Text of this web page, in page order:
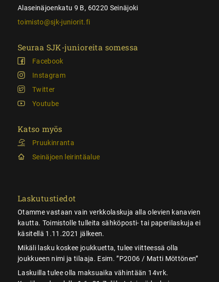
Alaseinäjoenkatu 9 B, 60220 Seinäjoki
toimisto@sjk-juniorit.fi
Seuraa SJK-junioreita somessa
Facebook
Instagram
Twitter
Youtube
Katso myös
Pruukinranta
Seinäjoen leirintäalue
Laskutustiedot
Otamme vastaan vain verkkolaskuja alla olevien kanavien
kautta. Toimistolle tulleita sähköposti- tai paperilaskuja ei
käsitellä 1.11.2021 jälkeen.
Mikäli lasku koskee joukkuetta, tulee viitteessä olla
joukkueen nimi ja tilaaja. Esim. ”P2006 / Matti Möttönen”
Laskuilla tulee olla maksuaika vähintään 14vrk.